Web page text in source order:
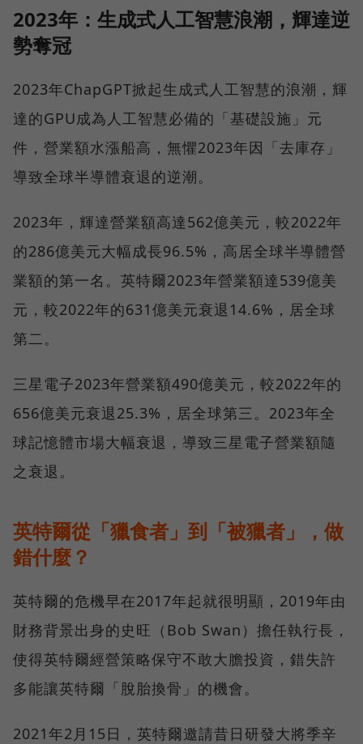
2023年：生成式人工智慧浪潮，輝達逆
勢奪冠
2023年ChapGPT掀起生成式人工智慧的浪潮，輝
達的GPU成為人工智慧必備的「基礎設施」元
件，營業額水漲船高，無懼2023年因「去庫存」
導致全球半導體衰退的逆潮。
2023年，輝達營業額高達562億美元，較2022年
的286億美元大幅成長96.5%，高居全球半導體營
業額的第一名。英特爾2023年營業額達539億美
元，較2022年的631億美元衰退14.6%，居全球
第二。
三星電子2023年營業額490億美元，較2022年的
656億美元衰退25.3%，居全球第三。2023年全
球記憶體市場大幅衰退，導致三星電子營業額隨
之衰退。
英特爾從「獵食者」到「被獵者」，做
錯什麼？
英特爾的危機早在2017年起就很明顯，2019年由
財務背景出身的史旺（Bob Swan）擔任執行長，
使得英特爾經營策略保守不敢大膽投資，錯失許
多能讓英特爾「脫胎換骨」的機會。
2021年2月15日，英特爾邀請昔日研發大將季辛